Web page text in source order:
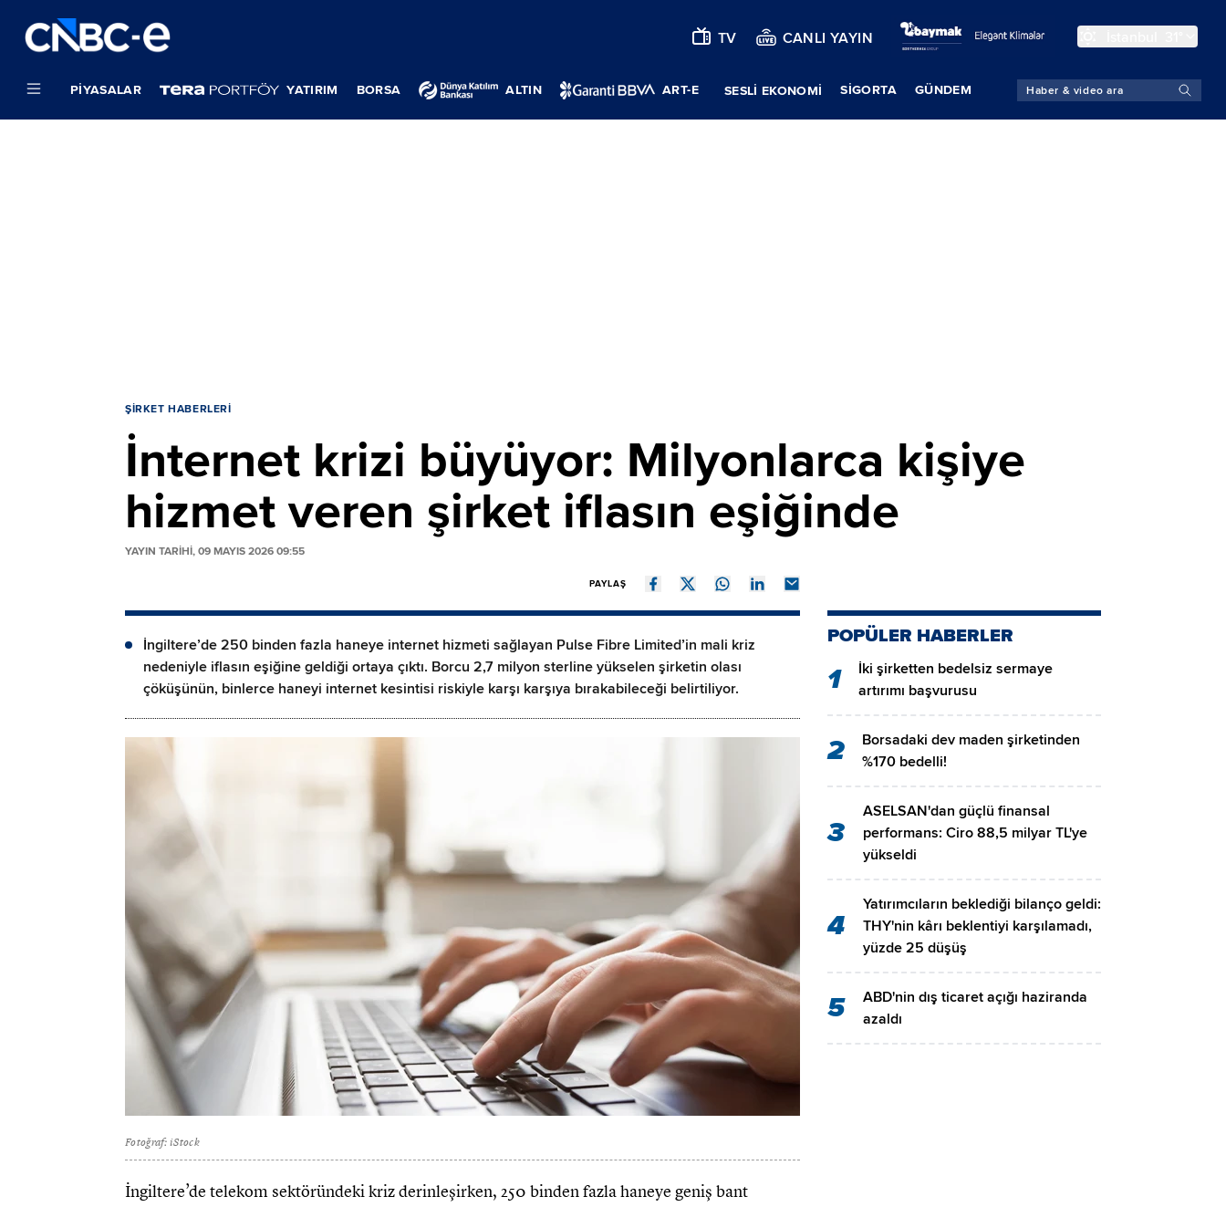
TV CANLI YAYIN
PIYASALAR YATIRIM BORSA ALTIN ART-E SESLİ EKONOMİ SIGORTA GÜNDEM
ŞIRKET HABERLERI
İnternet krizi büyüyor: Milyonlarca kişiye
hizmet veren şirket iflasın eşiğinde
YAYIN TARİHİ, 09 MAYIS 2026 09:55
PAYLAŞ
İngiltere’de 250 binden fazla haneye internet hizmeti sağlayan Pulse Fibre Limited’in mali kriz
nedeniyle iflasın eşiğine geldiği ortaya çıktı. Borcu 2,7 milyon sterline yükselen şirketin olası
çöküşünün, binlerce haneyi internet kesintisi riskiyle karşı karşıya bırakabileceği belirtiliyor.
Fotoğraf: iStock
İngiltere’de telekom sektöründeki kriz derinleşirken, 250 binden fazla haneye geniş bant
POPÜLER HABERLER
1
İki şirketten bedelsiz sermaye
artırımı başvurusu
2
Borsadaki dev maden şirketinden
%170 bedelli!
3
ASELSAN'dan güçlü finansal
performans: Ciro 88,5 milyar TL'ye
yükseldi
4
Yatırımcıların beklediği bilanço geldi:
THY'nin kârı beklentiyi karşılamadı,
yüzde 25 düşüş
5
ABD'nin dış ticaret açığı haziranda
azaldı